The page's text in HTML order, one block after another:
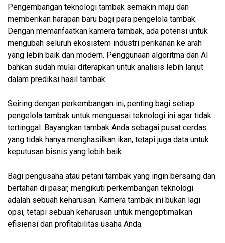
Pengembangan teknologi tambak semakin maju dan
memberikan harapan baru bagi para pengelola tambak.
Dengan memanfaatkan kamera tambak, ada potensi untuk
mengubah seluruh ekosistem industri perikanan ke arah
yang lebih baik dan modern. Penggunaan algoritma dan AI
bahkan sudah mulai diterapkan untuk analisis lebih lanjut
dalam prediksi hasil tambak.
Seiring dengan perkembangan ini, penting bagi setiap
pengelola tambak untuk menguasai teknologi ini agar tidak
tertinggal. Bayangkan tambak Anda sebagai pusat cerdas
yang tidak hanya menghasilkan ikan, tetapi juga data untuk
keputusan bisnis yang lebih baik.
Bagi pengusaha atau petani tambak yang ingin bersaing dan
bertahan di pasar, mengikuti perkembangan teknologi
adalah sebuah keharusan. Kamera tambak ini bukan lagi
opsi, tetapi sebuah keharusan untuk mengoptimalkan
efisiensi dan profitabilitas usaha Anda.